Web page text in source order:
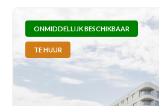
ONMIDDELLIJK BESCHIKBAAR
TE HUUR